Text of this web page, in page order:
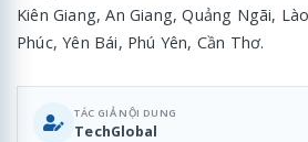
Kiên Giang, An Giang, Quảng Ngãi,
Phúc, Yên Bái, Phú Yên, Cần Thơ.
TÁC GIẢ NỘI DUNG
TechGlobal